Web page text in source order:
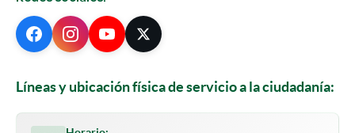
Líneas y ubicación física de servicio a la ciudadanía: